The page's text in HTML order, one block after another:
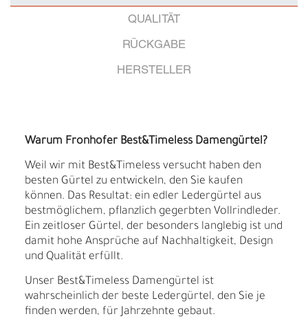
QUALITÄT
RÜCKGABE
HERSTELLER
Warum Fronhofer Best&Timeless Damengürtel?
Weil wir mit Best&Timeless versucht haben den
besten Gürtel zu entwickeln, den Sie kaufen
können. Das Resultat: ein edler Ledergürtel aus
bestmöglichem, pflanzlich gegerbten Vollrindleder.
Ein zeitloser Gürtel, der besonders langlebig ist und
damit hohe Ansprüche auf Nachhaltigkeit, Design
und Qualität erfüllt.
Unser Best&Timeless Damengürtel ist
wahrscheinlich der beste Ledergürtel, den Sie je
finden werden, für Jahrzehnte gebaut.